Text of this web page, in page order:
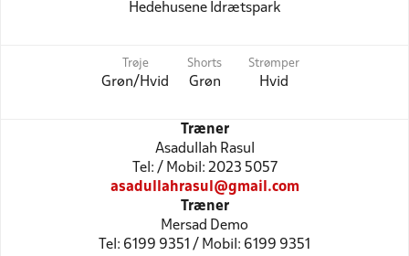
Hedehusene Idrætspark
Trøje
Grøn/Hvid
Shorts
Grøn
Strømper
Hvid
Træner
Asadullah Rasul
Tel: / Mobil: 2023 5057
asadullahrasul@gmail.com
Træner
Mersad Demo
Tel: 6199 9351 / Mobil: 6199 9351